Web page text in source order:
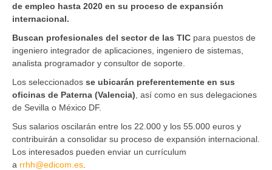
de empleo hasta 2020 en su proceso de expansión
internacional.
Buscan profesionales del sector de las TIC para puestos de
ingeniero integrador de aplicaciones, ingeniero de sistemas,
analista programador y consultor de soporte.
Los seleccionados se ubicarán preferentemente en sus
oficinas de Paterna (Valencia) , así como en sus delegaciones
de Sevilla o México DF.
Sus salarios oscilarán entre los 22.000 y los 55.000 euros y
contribuirán a consolidar su proceso de expansión internacional.
Los interesados pueden enviar un currículum
a rrhh@edicom.es